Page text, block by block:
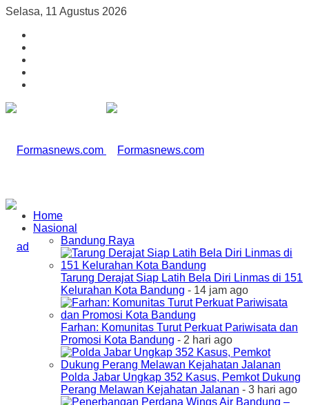
Selasa, 11 Agustus 2026
Home
Nasional
Bandung Raya
Tarung Derajat Siap Latih Bela Diri Linmas di 151
Kelurahan Kota Bandung - 14 jam ago
Farhan: Komunitas Turut Perkuat Pariwisata dan
Promosi Kota Bandung - 2 hari ago
Polda Jabar Ungkap 352 Kasus, Pemkot Dukung
Perang Melawan Kejahatan Jalanan - 3 hari ago